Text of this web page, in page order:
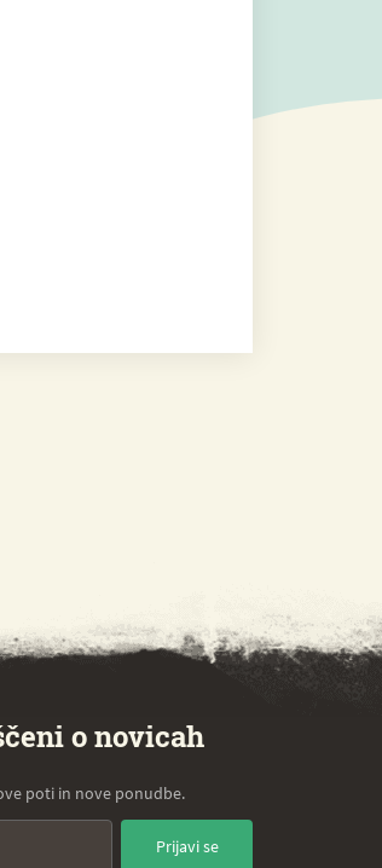
o novicah
poti in nove ponudbe.
Prijavi se